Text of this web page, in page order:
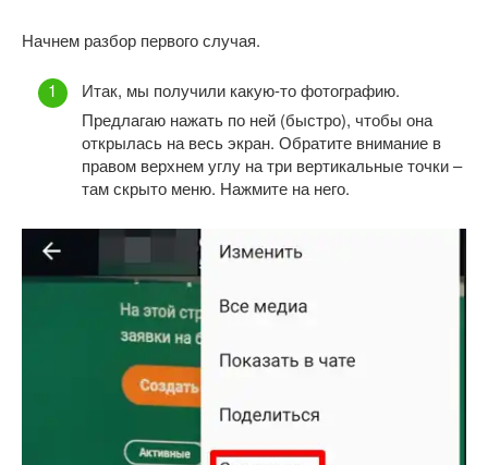
Начнем разбор первого случая.
Итак, мы получили какую-то фотографию.
Предлагаю нажать по ней (быстро), чтобы она
открылась на весь экран. Обратите внимание в
правом верхнем углу на три вертикальные точки –
там скрыто меню. Нажмите на него.